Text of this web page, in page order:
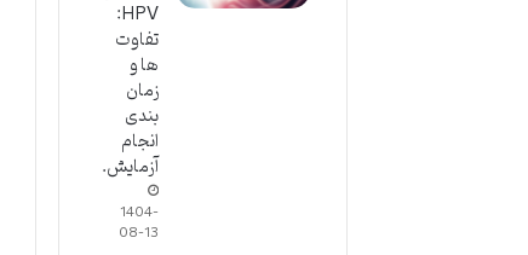
HPV:
تفاوت
ها و
زمان
بندی
انجام
آزمایش.
1404-
08-13